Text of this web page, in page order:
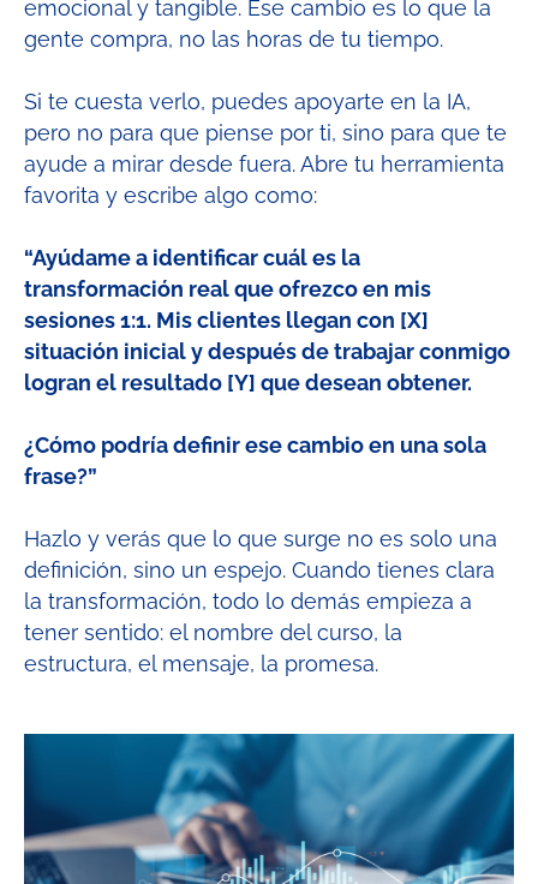
emocional y tangible. Ese cambio es lo que la
gente compra, no las horas de tu tiempo.
Si te cuesta verlo, puedes apoyarte en la IA,
pero no para que piense por ti, sino para que te
ayude a mirar desde fuera. Abre tu herramienta
favorita y escribe algo como:
“Ayúdame a identificar cuál es la
transformación real que ofrezco en mis
sesiones 1:1. Mis clientes llegan con [X]
situación inicial y después de trabajar conmigo
logran el resultado [Y] que desean obtener.
¿Cómo podría definir ese cambio en una sola
frase?”
Hazlo y verás que lo que surge no es solo una
definición, sino un espejo. Cuando tienes clara
la transformación, todo lo demás empieza a
tener sentido: el nombre del curso, la
estructura, el mensaje, la promesa.